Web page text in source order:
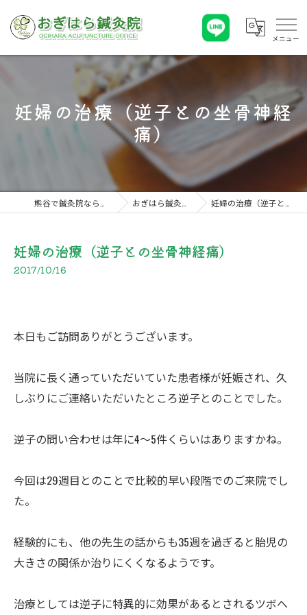
妊婦の治療（逆子との坐骨神経
痛）
おぎはら鍼灸院 こぼれ話 妊婦の治療（逆子との坐骨神経痛）
妊婦の治療（逆子との坐骨神経痛）
2017/10/16
本日もご訪問ありがとうございます。
当院に長く通っていただいていた患者様が妊娠され、久
しぶりにご連絡いただいたところ逆子とのことでした。
逆子の問い合わせは年に4～5件くらいはありますかね。
今回は29週目とのことで比較的早い段階でのご来院でし
た。
経験的にも、他の先生の話からも35週を過ぎると胎児の
大きさの関係か治りにくくなるようです。
治療としては逆子に特異的に効果があるとされるツボへ